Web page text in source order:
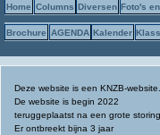
Home Columns Diversen Foto's
Brochure AGENDA Kalender
Deze website is een KNZB-website.
De website is begin 2022
teruggeplaatst na een grote storing.
Er ontbreekt bijna 3 jaar